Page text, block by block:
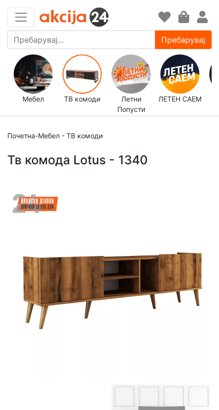
Пребарувај
Мебел ТВ комоди
Летни
Попусти
ЛЕТЕН САЕМ
Почетна-Мебел - ТВ комоди
Тв комода Lotus - 1340